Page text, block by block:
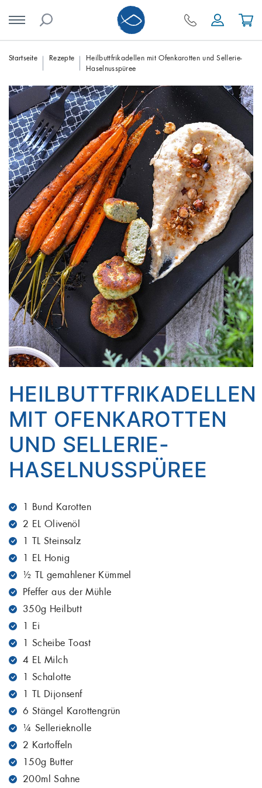
Skip
content
Startseite Rezepte
Heilbuttfrikadellen mit Ofenkarotten und Sellerie-
Haselnusspüree
HEILBUTTFRIKADELLEN
MIT OFENKAROTTEN
UND SELLERIE-
HASELNUSSPÜREE
1 Bund Karotten
2 EL Olivenöl
1 TL Steinsalz
1 EL Honig
½ TL gemahlener Kümmel
Pfeffer aus der Mühle
350g Heilbutt
1 Ei
1 Scheibe Toast
4 EL Milch
1 Schalotte
1 TL Dijonsenf
6 Stängel Karottengrün
¼ Sellerieknolle
2 Kartoffeln
150g Butter
200ml Sahne